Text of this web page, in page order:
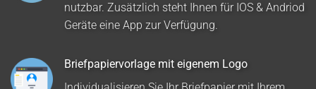
nutzbar. Zusätzlich steht Ihnen für IOS & Andriod
Geräte eine App zur Verfügung.
Briefpapiervorlage mit eigenem Logo